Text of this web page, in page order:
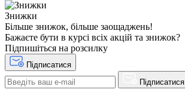
Знижки
Більше знижок, більше заощаджень!
Бажаєте бути в курсі всіх акцій та знижок?
Підпишіться на розсилку
Підписатися
Підписатися